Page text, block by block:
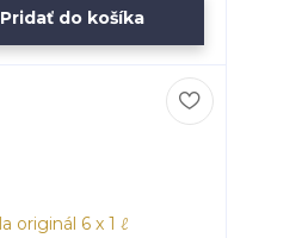
Pridať do košíka